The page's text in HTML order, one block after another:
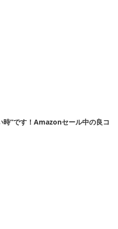
時”です！Amazonセール中の良コ